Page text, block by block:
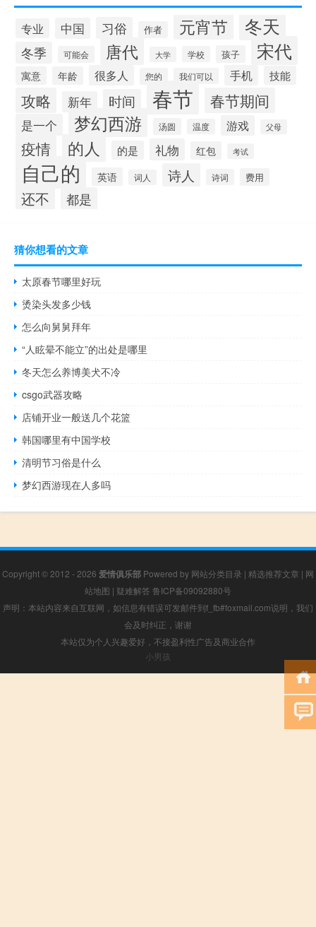
专业 中国 习俗 作者 元宵节 冬天
冬季 可能会 唐代 大学 学校 孩子 宋代
寓意 年龄 很多人 您的 我们可以 手机 技能
攻略 新年 时间 春节 春节期间
是一个 梦幻西游 汤圆 温度 游戏 父母
疫情 的人 的是 礼物 红包 考试
自己的 英语 词人 诗人 诗词 费用
还不 都是
猜你想看的文章
太原春节哪里好玩
烫染头发多少钱
怎么向舅舅拜年
“人眩晕不能立”的出处是哪里
冬天怎么养博美犬不冷
csgo武器攻略
店铺开业一般送几个花篮
韩国哪里有中国学校
清明节习俗是什么
梦幻西游现在人多吗
Copyright © 2012 - 2026 爱情俱乐部 Powered by 网站分类目录 | 精选推荐文章 | 网
站地图 | 疑难解答 鲁ICP备09092880号
声明：本站内容来自互联网，如信息有错误可发邮件到f_fb#foxmail.com说明，我们
会及时纠正，谢谢
本站仅为个人兴趣爱好，不接盈利性广告及商业合作
小男孩